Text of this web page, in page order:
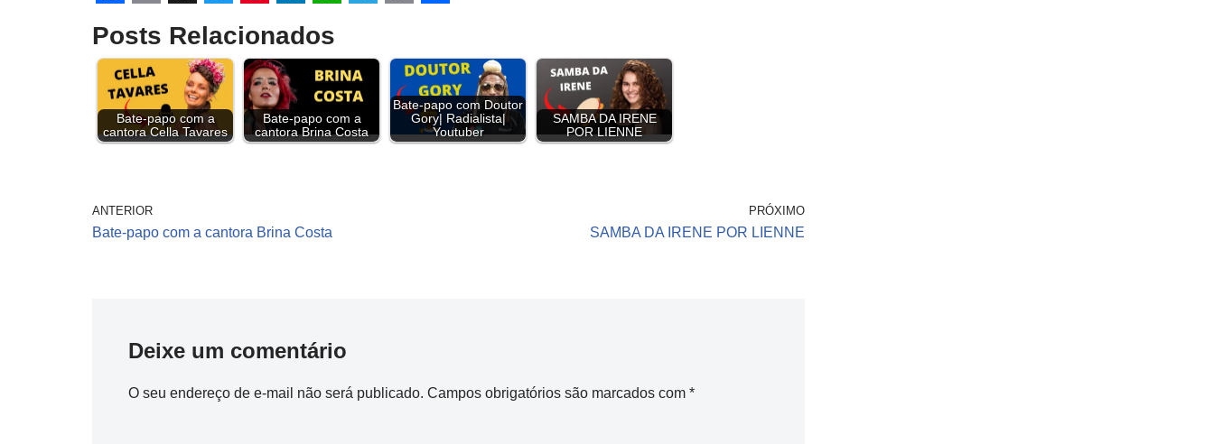
a
e
b
k
m
a
i
l
h
e
a
T
w
i
t
t
P
i
n
t
e
t
i
n
k
e
h
a
t
s
p
l
e
g
y
L
a
r
e
Posts Relacionados
Bate-papo com a
cantora Cella Tavares
Bate-papo com a
cantora Brina Costa
Bate-papo com Doutor
Gory| Radialista|
Youtuber
SAMBA DA IRENE
POR LIENNE
ANTERIOR
Bate-papo com a cantora Brina Costa
PRÓXIMO
SAMBA DA IRENE POR LIENNE
Deixe um comentário
O seu endereço de e-mail não será publicado. Campos obrigatórios são marcados com *